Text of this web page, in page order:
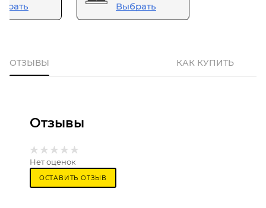
Выбрать
ОТЗЫВЫ КАК КУПИТЬ
Отзывы
Нет оценок
ОСТАВИТЬ ОТЗЫВ